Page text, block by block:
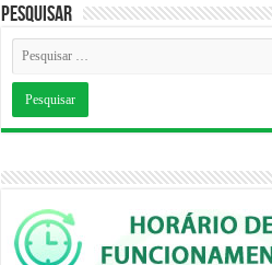
Pesquisar